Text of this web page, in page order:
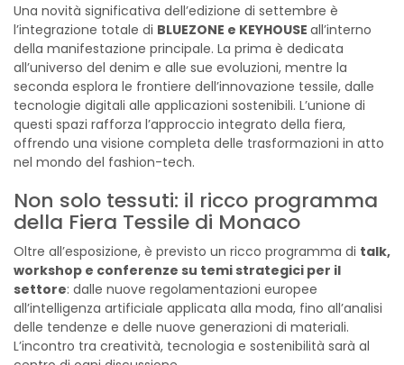
Una novità significativa dell’edizione di settembre è
l’integrazione totale di BLUEZONE e KEYHOUSE all’interno
della manifestazione principale. La prima è dedicata
all’universo del denim e alle sue evoluzioni, mentre la
seconda esplora le frontiere dell’innovazione tessile, dalle
tecnologie digitali alle applicazioni sostenibili. L’unione di
questi spazi rafforza l’approccio integrato della fiera,
offrendo una visione completa delle trasformazioni in atto
nel mondo del fashion-tech.
Non solo tessuti: il ricco programma
della Fiera Tessile di Monaco
Oltre all’esposizione, è previsto un ricco programma di talk,
workshop e conferenze su temi strategici per il
settore: dalle nuove regolamentazioni europee
all’intelligenza artificiale applicata alla moda, fino all’analisi
delle tendenze e delle nuove generazioni di materiali.
L’incontro tra creatività, tecnologia e sostenibilità sarà al